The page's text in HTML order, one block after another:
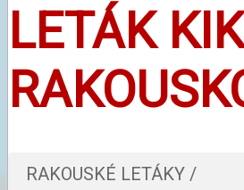
LETÁK KIK
RAKOUSKÉ LETÁKY /